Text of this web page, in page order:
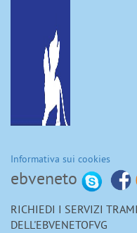
Informativa sui cookies
ebveneto
RICHIEDI I SERVIZI
DELL'EBVENETOFVG